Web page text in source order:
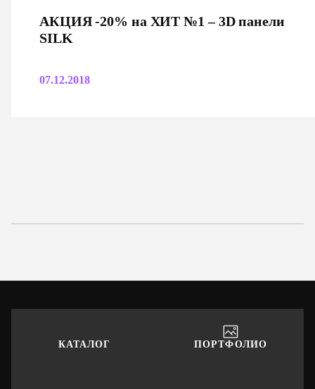
АКЦИЯ -20% на ХИТ №1 – 3D панели
SILK
07.12.2018
КАТАЛОГ ПОРТФОЛИО